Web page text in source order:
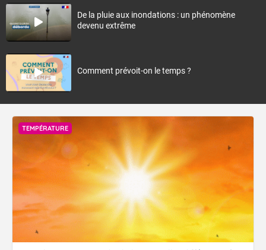
De la pluie aux inondations : un phénomène
devenu extrême
Comment prévoit-on le temps ?
TEMPÉRATURE